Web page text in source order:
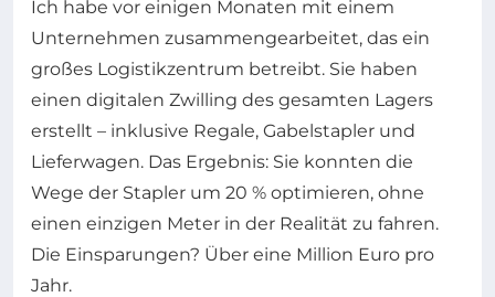
Ich habe vor einigen Monaten mit einem
Unternehmen zusammengearbeitet, das ein
großes Logistikzentrum betreibt. Sie haben
einen digitalen Zwilling des gesamten Lagers
erstellt – inklusive Regale, Gabelstapler und
Lieferwagen. Das Ergebnis: Sie konnten die
Wege der Stapler um 20 % optimieren, ohne
einen einzigen Meter in der Realität zu fahren.
Die Einsparungen? Über eine Million Euro pro
Jahr.